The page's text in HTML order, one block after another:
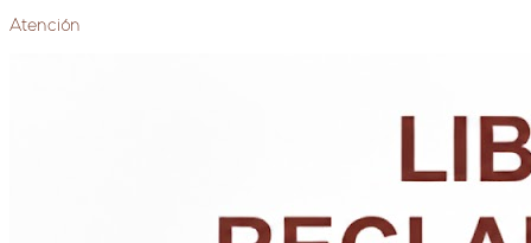
Atención